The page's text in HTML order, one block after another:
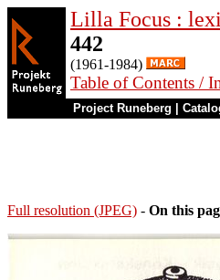
Lilla Focus :
442
(1961-1984)
Table of Contents /
Project Runeberg
Full resolution (JPEG) - On this